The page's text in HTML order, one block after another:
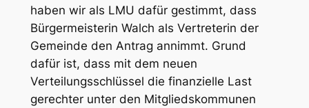
haben wir als LMU dafür gestimmt, dass
Bürgermeisterin Walch als Vertreterin der
Gemeinde den Antrag annimmt. Grund
dafür ist, dass mit dem neuen
Verteilungsschlüssel die finanzielle Last
gerechter unter den Mitgliedskommunen